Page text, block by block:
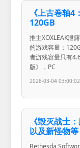
《上古卷轴
120GB
推主XOXLEAK泄
的游戏容量：
者游戏容量只有
版》，PC
2026-03-04 03:00:02
《毁灭战士
以及新怪物等
Bethesda